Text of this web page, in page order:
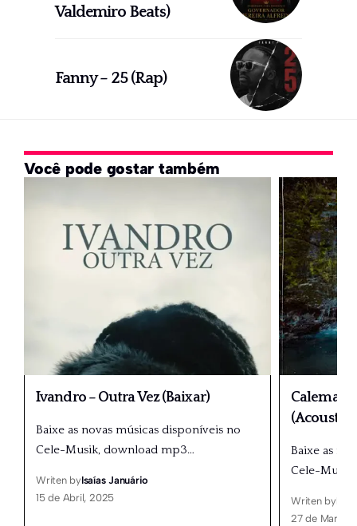
Valdemiro Beats)
Fanny – 25 (Rap)
Você pode gostar também
Ivandro – Outra Vez (Baixar)
Baixe as novas músicas disponíveis no
Cele-Musik, download mp3…
Writen byIsaías Januário
15 de Abril, 2025
Calema –
(Acoustic)
Baixe as
Cele-
Writen by
27 de Março,